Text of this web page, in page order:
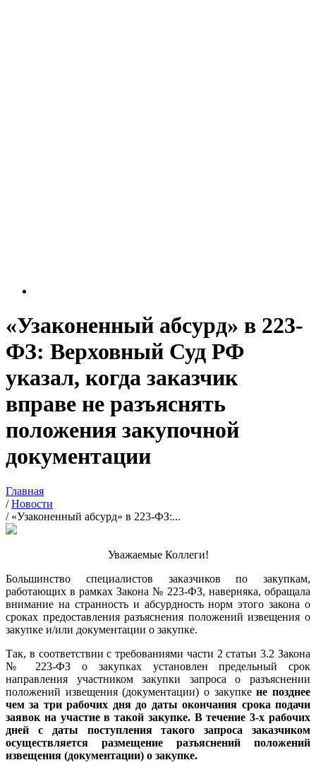
«Узаконенный абсурд» в 223-
ФЗ: Верховный Суд РФ
указал, когда заказчик
вправе не разъяснять
положения закупочной
документации
Главная
/ Новости
/ «Узаконенный абсурд» в 223-ФЗ:...
Уважаемые Коллеги!
Большинство специалистов заказчиков по закупкам,
работающих в рамках Закона № 223-ФЗ, наверняка, обращала
внимание на странность и абсурдность норм этого закона о
сроках предоставления разъяснения положений извещения о
закупке и/или документации о закупке.
Так, в соответствии с требованиями части 2 статьи 3.2 Закона
№ 223-ФЗ о закупках установлен предельный срок
направления участником закупки запроса о разъяснении
положений извещения (документации) о закупкене позднее
чем за три рабочих дня до даты окончания срока подачи
заявок на участие в такой закупке. В течение 3-х рабочих
дней с даты поступления такого запроса заказчиком
осуществляется размещение разъяснений положений
извещения (документации) о закупке.